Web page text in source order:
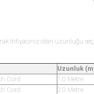
olan uzunluğu
Uzunluk
Cord 1.0 Metre
Cord 2.0 Metre